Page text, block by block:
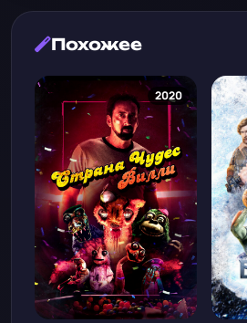
Похожее
2020